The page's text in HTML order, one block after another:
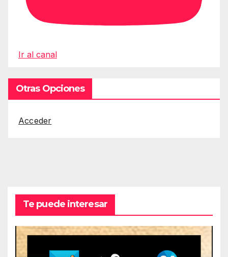
Ir al canal
Otras Opciones
Acceder
Te puede interesar